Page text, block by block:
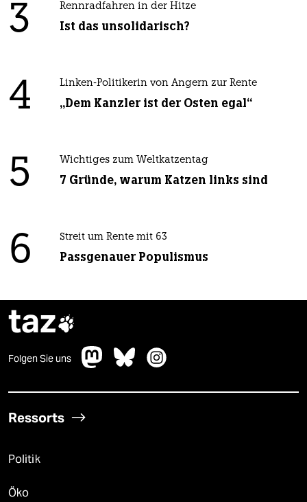
3 Rennradfahren in der Hitze
Ist das unsolidarisch?
4 Linken-Politikerin von Angern zur Rente
„Dem Kanzler ist der Osten egal“
5 Wichtiges zum Weltkatzentag
7 Gründe, warum Katzen links sind
6 Streit um Rente mit 63
Passgenauer Populismus
taz
Folgen Sie uns
Ressorts
Politik
Öko